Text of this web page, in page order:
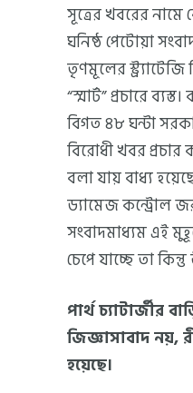
সূত্রের খবরের
ঘনিষ্ঠ পেটোয়া
তৃণমূলের
“স্মার্ট” প্রচারে
বিগত ৪৮ ঘন্টা
বিরোধী খবর প্রচার
বলা যায় বাধ্য
ড্যামেজ কন্ট্রোল
সংবাদমাধ্যম এই
চেপে যাচ্ছে তা
পার্থ চ্যাটার্জীর
জিজ্ঞাসাবাদ নয়,
হয়েছে।